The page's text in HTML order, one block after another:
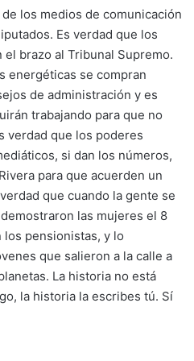
los medios de comunicación
Es verdad que los
el brazo al Tribunal Supremo.
energéticas se compran
de administración y es
trabajando para que no
verdad que los poderes
si dan los números,
para que acuerden un
que cuando la gente se
las mujeres el 8
pensionistas, y lo
que salieron a la calle a
La historia no está
la historia la escribes tú. Sí